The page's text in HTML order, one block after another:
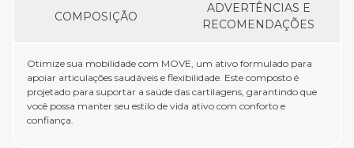
COMPOSIÇÃO
ADVERTÊNCIAS E
RECOMENDAÇÕES
Otimize sua mobilidade com MOVE, um ativo formulado para
apoiar articulações saudáveis e flexibilidade. Este composto é
projetado para suportar a saúde das cartilagens, garantindo que
você possa manter seu estilo de vida ativo com conforto e
confiança.